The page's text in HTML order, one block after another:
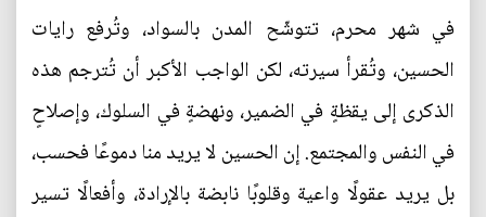
في شهر محرم، تتوشّح المدن بالسواد، وتُرفع رايات
الحسين، وتُقرأ سيرته، لكن الواجب الأكبر أن تُترجم هذه
الذكرى إلى يقظةٍ في الضمير، ونهضةٍ في السلوك، وإصلاحٍ
في النفس والمجتمع. إن الحسين لا يريد منا دموعًا فحسب،
بل يريد عقولًا واعية وقلوبًا نابضة بالإرادة، وأفعالًا تسير